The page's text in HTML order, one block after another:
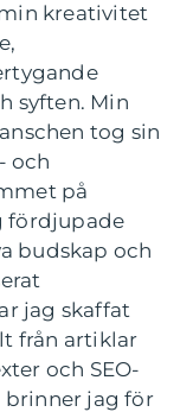
kreativitet
syften. Min
tog sin
och
på
fördjupade
budskap och
jag skaffat
från artiklar
och SEO-
brinner jag för